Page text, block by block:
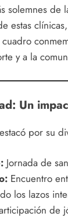
solemnes
estas
y a la
Un
por su
Jornada de
Encuentro
los lazos
de